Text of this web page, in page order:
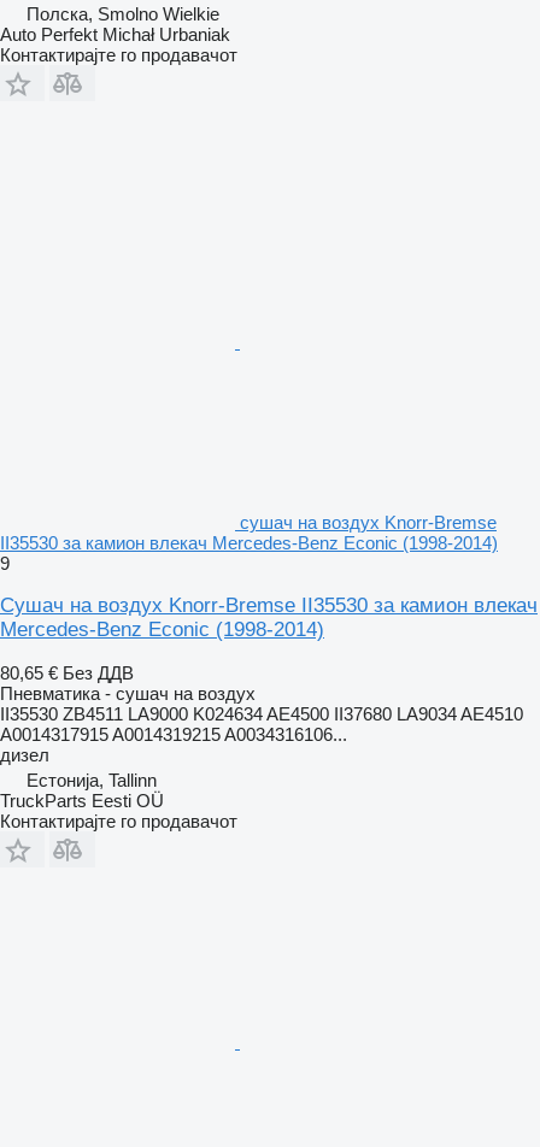
Полска, Smolno Wielkie
Auto Perfekt Michał Urbaniak
Контактирајте го продавачот
сушач на воздух Knorr-Bremse
II35530 за камион влекач Mercedes-Benz Econic (1998-2014)
9
Сушач на воздух Knorr-Bremse II35530 за камион влекач
Mercedes-Benz Econic (1998-2014)
80,65 € Без ДДВ
Пневматика - сушач на воздух
II35530 ZB4511 LA9000 K024634 AE4500 II37680 LA9034 AE4510
A0014317915 A0014319215 A0034316106...
дизел
Естонија, Tallinn
TruckParts Eesti OÜ
Контактирајте го продавачот